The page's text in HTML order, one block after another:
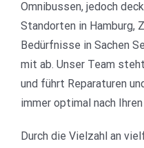
Omnibussen, jedoch
Standorten in Hamburg,
Bedürfnisse in Sachen
mit ab. Unser Team
und führt Reparaturen
immer optimal nach
Durch die Vielzahl an